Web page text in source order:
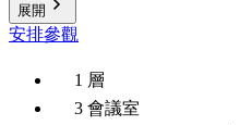
展開
安排參觀
1 層
3 會議室